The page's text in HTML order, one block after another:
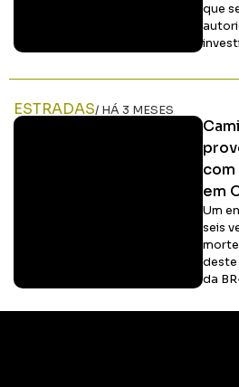
que
ESTRADAS/ HÁ 3 MESES
com
em
Um
seis
deste
da